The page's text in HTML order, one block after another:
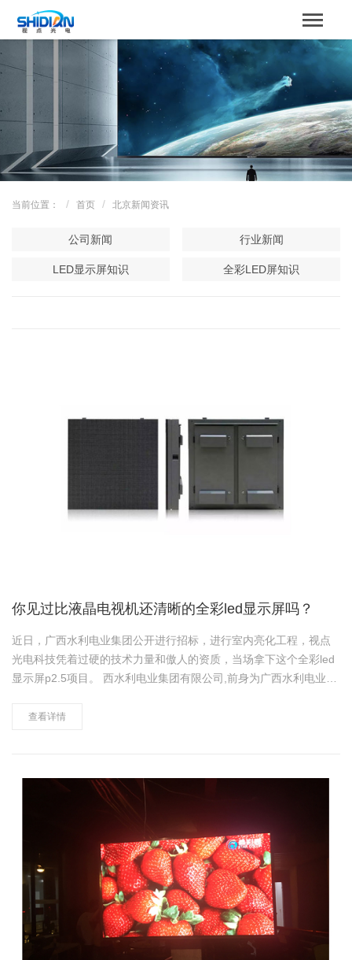
网站首页
关于我们
产品中心
成功案例
当前位置： 首页 北京新闻资讯
公司新闻 行业新闻
LED显示屏知识 全彩LED屏知识
你见过比液晶电视机还清晰的全彩led显示屏吗？
近日，广西水利电业集团公开进行招标，进行室内亮化工程，视点
光电科技凭着过硬的技术力量和傲人的资质，当场拿下这个全彩led
显示屏p2.5项目。 西水利电业集团有限公司,前身为广西水利电业有
建设与改造“一省两贷”两个承贷主体之一，全面负责广西43个县……
查看详情